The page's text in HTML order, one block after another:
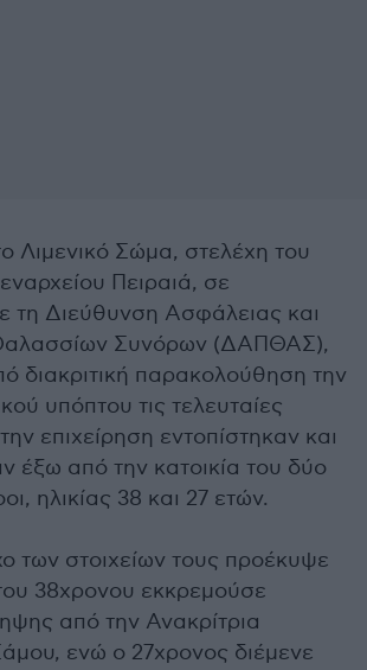
Λιμενικό Σώμα, στελέχη του
Πειραιά, σε
τη Διεύθυνση Ασφάλειας και
Συνόρων (ΔΑΠΘΑΣ),
διακριτική παρακολούθηση την
υπόπτου τις τελευταίες
επιχείρηση εντοπίστηκαν και
έξω από την κατοικία του δύο
ηλικίας 38 και 27 ετών.
των στοιχείων τους προέκυψε
38χρονου εκκρεμούσε
από την Ανακρίτρια
ενώ ο 27χρονος διέμενε